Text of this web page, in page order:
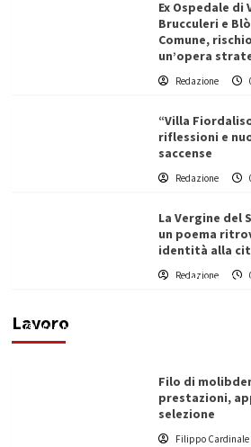
Ex Ospedale
Brucculeri e
Comune,
un’opera
Redazione
“Villa
riflessioni e
saccense
Redazione
La Vergine del
un poema
identità alla
Redazione
Lavoro
L’ingegnere saccense
di un progetto transnazionale
Filippo Cardinale
Filo di
prestazioni,
selezione
Filippo Cardinale